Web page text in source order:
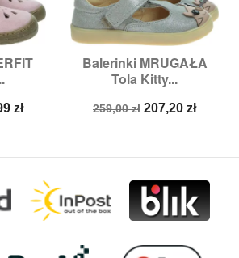
zł
Balerinki MRUGAŁA
Tola Kitty...
Cena
259,00 zł Cena
207,20 zł